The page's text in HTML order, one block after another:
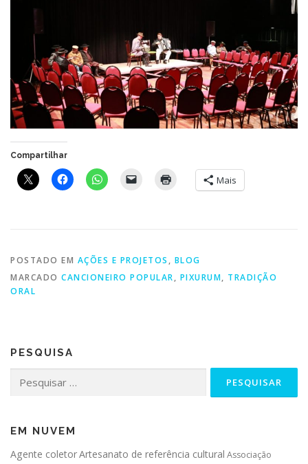
Compartilhar
Mais
POSTADO EM AÇÕES E PROJETOS , BLOG
MARCADO CANCIONEIRO POPULAR, PIXURUM, TRADIÇÃO
ORAL
PESQUISA
por:
EM NUVEM
Agente coletorArtesanato de referência cultural Associação